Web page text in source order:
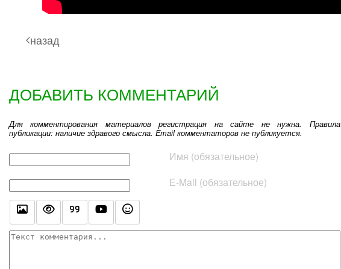
назад
ДОБАВИТЬ КОММЕНТАРИЙ
Для комментирования материалов регистрация на сайте не нужна. Правила
публикации: наличие здравого смысла. Email комментаторов не публикуется.
Имя (обязательное)
E-Mail (обязательное)
Текст комментария